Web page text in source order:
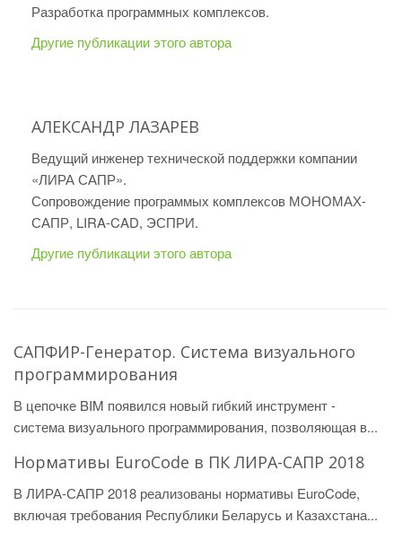
Разработка программных комплексов.
Другие публикации этого автора
АЛЕКСАНДР ЛАЗАРЕВ
Ведущий инженер технической поддержки компании
«ЛИРА САПР».
Сопровождение программых комплексов МОНОМАХ-
САПР, LIRA-CAD, ЭСПРИ.
Другие публикации этого автора
САПФИР-Генератор. Система визуального
программирования
В цепочке BIM появился новый гибкий инструмент -
система визуального программирования, позволяющая в...
Нормативы EuroCode в ПК ЛИРА-САПР 2018
В ЛИРА-САПР 2018 реализованы нормативы EuroCode,
включая требования Республики Беларусь и Казахстана...